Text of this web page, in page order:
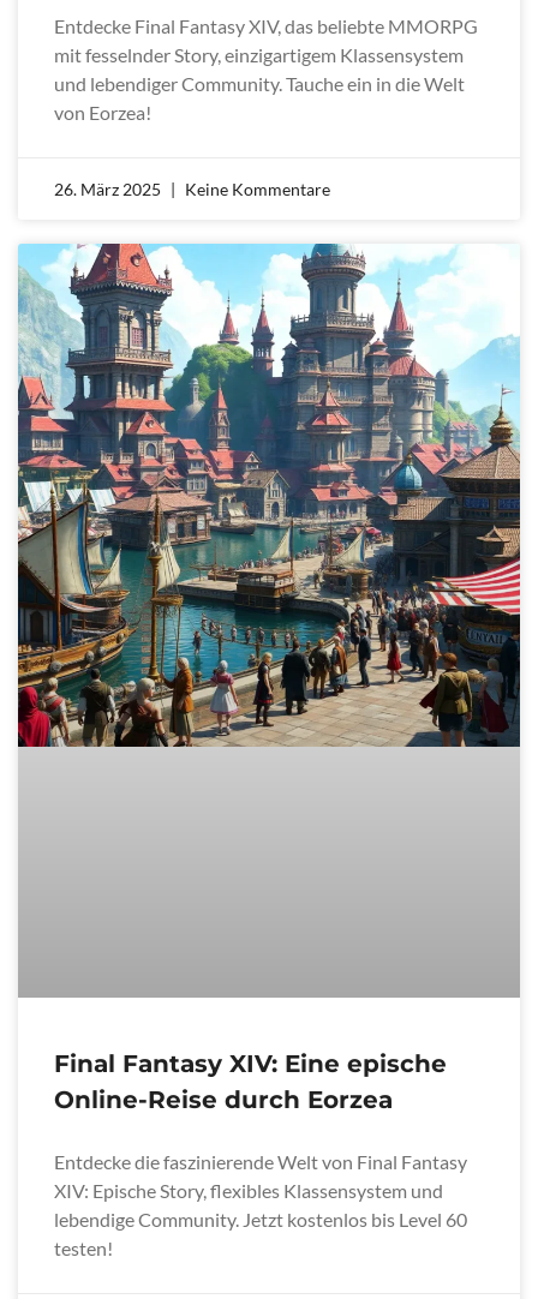
Entdecke Final Fantasy XIV, das beliebte MMORPG
mit fesselnder Story, einzigartigem Klassensystem
und lebendiger Community. Tauche ein in die Welt
von Eorzea!
26. März 2025 Keine Kommentare
Final Fantasy XIV: Eine epische
Online-Reise durch Eorzea
Entdecke die faszinierende Welt von Final Fantasy
XIV: Epische Story, flexibles Klassensystem und
lebendige Community. Jetzt kostenlos bis Level 60
testen!